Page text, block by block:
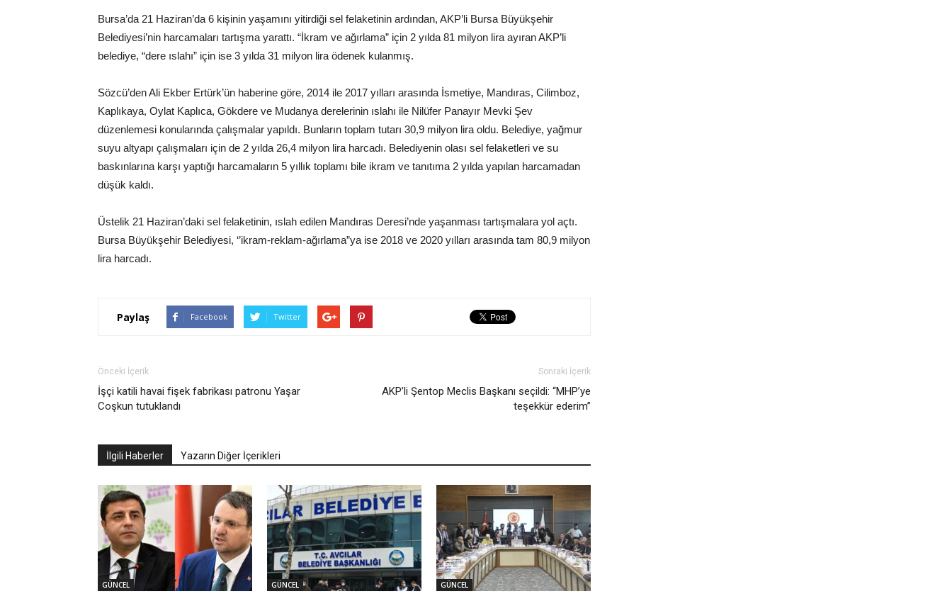
Bursa’da 21 Haziran’da 6 kişinin yaşamını yitirdiği sel felaketinin ardından, AKP’li Bursa Büyükşehir
Belediyesi’nin harcamaları tartışma yarattı. “İkram ve ağırlama” için 2 yılda 81 milyon lira ayıran AKP’li
belediye, “dere ıslahı” için ise 3 yılda 31 milyon lira ödenek kulanmış.
Sözcü’den Ali Ekber Ertürk’ün haberine göre, 2014 ile 2017 yılları arasında İsmetiye, Mandıras, Cilimboz,
Kaplıkaya, Oylat Kaplıca, Gökdere ve Mudanya derelerinin ıslahı ile Nilüfer Panayır Mevki Şev
düzenlemesi konularında çalışmalar yapıldı. Bunların toplam tutarı 30,9 milyon lira oldu. Belediye, yağmur
suyu altyapı çalışmaları için de 2 yılda 26,4 milyon lira harcadı. Belediyenin olası sel felaketleri ve su
baskınlarına karşı yaptığı harcamaların 5 yıllık toplamı bile ikram ve tanıtıma 2 yılda yapılan harcamadan
düşük kaldı.
Üstelik 21 Haziran’daki sel felaketinin, ıslah edilen Mandıras Deresi’nde yaşanması tartışmalara yol açtı.
Bursa Büyükşehir Belediyesi, ‘’ikram-reklam-ağırlama”ya ise 2018 ve 2020 yılları arasında tam 80,9 milyon
lira harcadı.
Paylaş Facebook Twitter
Önceki İçerik
İşçi katili havai fişek fabrikası patronu Yaşar
Coşkun tutuklandı
Sonraki İçerik
AKP’li Şentop Meclis Başkanı seçildi: “MHP’ye
teşekkür ederim”
İlgili Haberler Yazarın Diğer İçerikleri
GÜNCEL GÜNCEL GÜNCEL